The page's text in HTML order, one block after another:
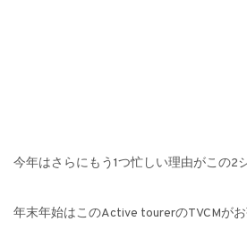
今年はさらにもう1つ忙しい理由がこの2
年末年始はこのActive tourerのTVCMが